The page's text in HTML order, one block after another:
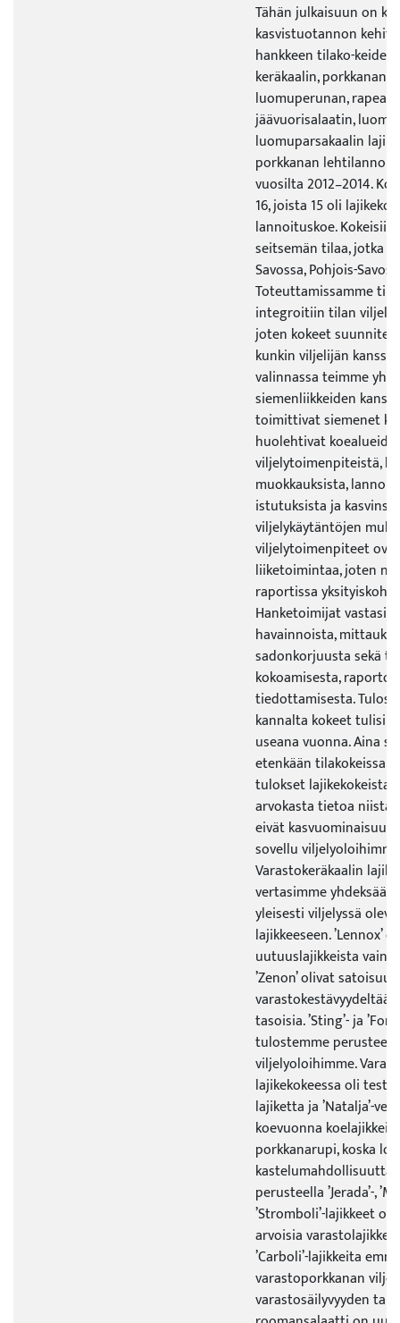
Tähän julkaisuun on
kasvistuotannon
hankkeen tilako-
keräkaalin, porkkanan,
luomuperunan,
jäävuorisalaatin,
luomuparsakaalin
porkkanan
vuosilta 2012–2014.
16, joista 15 oli
lannoituskoe.
seitsemän tilaa, jotka
Savossa, Pohjois-
Toteuttamissamme
integroitiin tilan
joten kokeet
kunkin viljelijän
valinnassa teimme
siemenliikkeiden
toimittivat siemenet
huolehtivat
viljelytoimenpiteistä,
muokkauksista,
istutuksista ja
viljelykäytäntöjen
viljelytoimenpiteet
liiketoimintaa, joten
raportissa
Hanketoimijat
havainnoista,
sadonkorjuusta sekä
kokoamisesta,
tiedottamisesta.
kannalta kokeet tulisi
useana vuonna. Aina
etenkään tilakokeissa.
tulokset lajikekokeista
arvokasta tietoa niistä
eivät
sovellu
Varastokeräkaalin
vertasimme yhdeksää
yleisesti viljelyssä
lajikkeeseen. ’Lennox’
uutuuslajikkeista vain
’Zenon’ olivat
varastokestävyydeltään
tasoisia. ’Sting’- ja
tulostemme
viljelyoloihimme.
lajikekokeessa oli
lajiketta ja ’Natalja’-
koevuonna
porkkanarupi, koska
kastelumahdollisuutta.
perusteella ’Jerada’-,
’Stromboli’-lajikkeet
arvoisia
’Carboli’-lajikkeita
varastoporkkanan
varastosäilyvyyden